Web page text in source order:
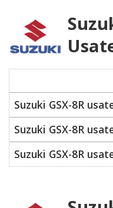
Suzuki GSX-8R
Suzuki GSX-8R
Suzuki GSX-8R